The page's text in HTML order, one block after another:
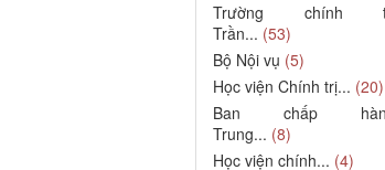
Trường chính
Trần... (53)
Bộ Nội vụ (5)
Học viện Chính trị... (20)
Ban chấp
Trung... (8)
Học viện chính... (4)